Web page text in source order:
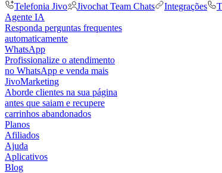
Telefonia Jivo
Jivochat Team Chats Integrações
Agente IA
Responda perguntas frequentes
automaticamente
WhatsApp
Profissionalize o atendimento
no WhatsApp e venda mais
JivoMarketing
Aborde clientes na sua página
antes que saiam e recupere
carrinhos abandonados
Planos
Afiliados
Ajuda
Aplicativos
Blog